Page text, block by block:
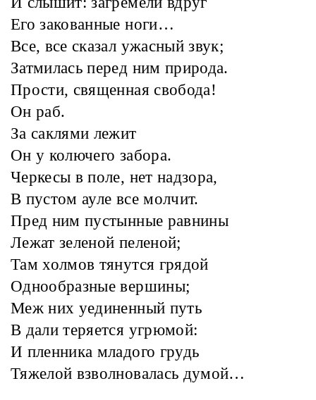
Его закованные ноги…
Все, все сказал ужасный звук;
Затмилась перед ним природа.
Прости, священная свобода!
Он раб.
За саклями лежит
Он у колючего забора.
Черкесы в поле, нет надзора,
В пустом ауле все молчит.
Пред ним пустынные равнины
Лежат зеленой пеленой;
Там холмов тянутся грядой
Однообразные вершины;
Меж них уединенный путь
В дали теряется угрюмой:
И пленника младого грудь
Тяжелой взволновалась думой…